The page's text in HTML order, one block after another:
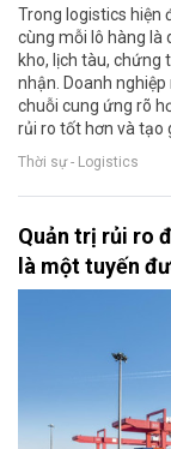
Trong logistics hiện
cùng mỗi lô hàng là
kho, lịch tàu, chứng
nhận. Doanh
chuỗi cung ứng rõ
rủi ro tốt hơn và tạo
Thời sự - Logistics
Quản trị rủi ro
là một tuyến